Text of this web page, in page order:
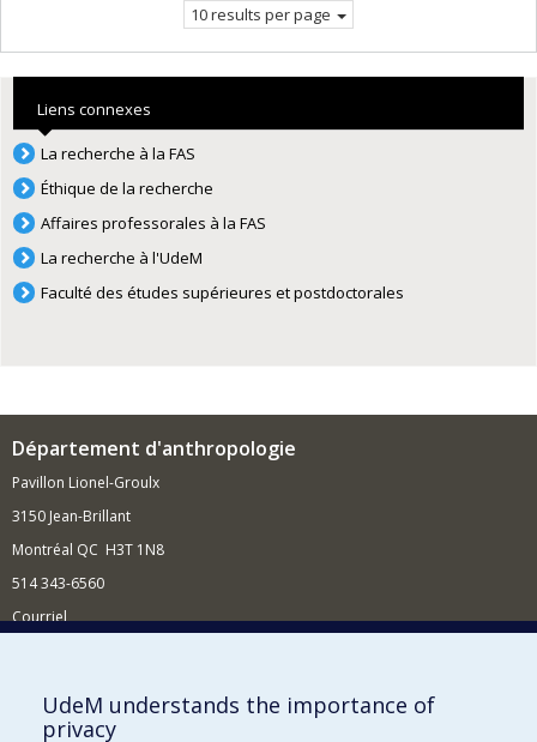
10 results per page
Liens connexes
La recherche à la FAS
Éthique de la recherche
Affaires professorales à la FAS
La recherche à l'UdeM
Faculté des études supérieures et postdoctorales
Département d'anthropologie
Pavillon Lionel-Groulx
3150 Jean-Brillant
Montréal QC H3T 1N8
514 343-6560
Courriel
Comment soutenir le Département?
BESOIN D'AIDE?
UdeM understands the importance of
privacy